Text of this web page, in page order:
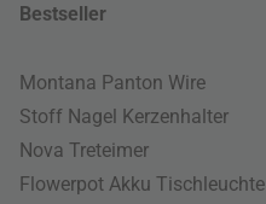
Bestseller
Montana Panton Wire
Stoff Nagel Kerzenhalter
Nova Treteimer
Flowerpot Akku Tischleuchte